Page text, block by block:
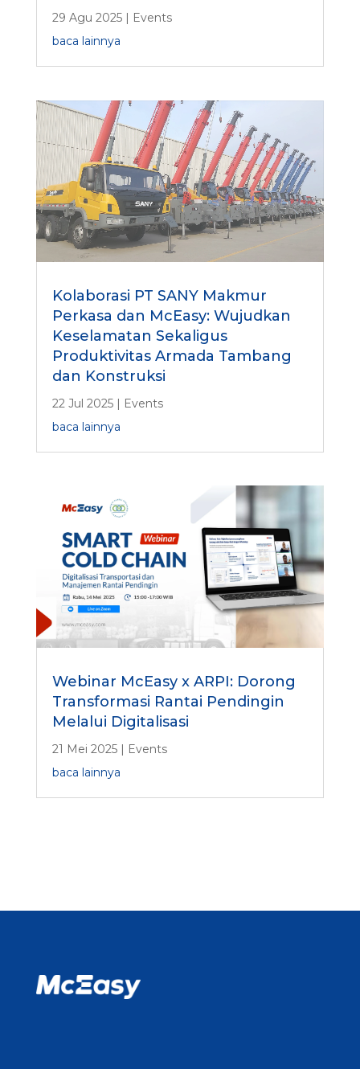
29 Agu 2025|
Events
baca lainnya
Kolaborasi PT SANY Makmur
Perkasa dan McEasy: Wujudkan
Keselamatan Sekaligus
Produktivitas Armada Tambang
dan Konstruksi
22 Jul 2025| Events
baca lainnya
Webinar McEasy x ARPI: Dorong
Transformasi Rantai Pendingin
Melalui Digitalisasi
21 Mei 2025| Events
baca lainnya